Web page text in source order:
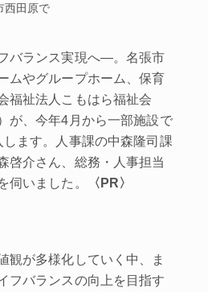
西田原で
バランス実現へ―。名張市
ムやグループホーム、保育
福祉法人こもはら福祉会
が、今年4月から一部施設で
します。人事課の中森隆司課
啓介さん、総務・人事担当
伺いました。
〈PR〉
が多様化していく中、ま
フバランスの向上を目指す